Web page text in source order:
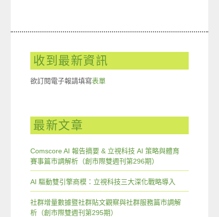
收到最新資訊
欲訂閱電子報請填寫表單
最新文章
Comscore AI 報告摘要 & 立視科技 AI 策略與體育
賽事篇市調解析（創市際雙週刊第296期）
AI 驅動雙引擎商模：立視科技三大深化戰略導入
社群增量數據暨社群貼文觀察與社群服務篇市調解
析（創市際雙週刊第295期）